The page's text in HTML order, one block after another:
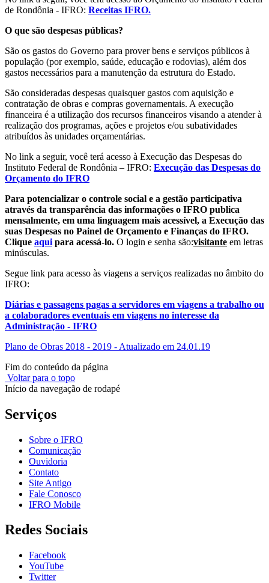
de Rondônia - IFRO: Receitas IFRO.
O que são despesas públicas?
São os gastos do Governo para prover bens e serviços públicos à
população (por exemplo, saúde, educação e rodovias), além dos
gastos necessários para a manutenção da estrutura do Estado.
São consideradas despesas quaisquer gastos com aquisição e
contratação de obras e compras governamentais. A execução
financeira é a utilização dos recursos financeiros visando a atender à
realização dos programas, ações e projetos e/ou subatividades
atribuídos às unidades orçamentárias.
No link a seguir, você terá acesso à Execução das Despesas do
Instituto Federal de Rondônia – IFRO: Execução das Despesas do
Orçamento do IFRO
Para potencializar o controle social e a gestão participativa
através da transparência das informações o IFRO publica
mensalmente, em uma linguagem mais acessível, a Execução das
suas Despesas no Painel de Orçamento e Finanças do IFRO.
Clique aqui para acessá-lo. O login e senha são:visitante em letras
minúsculas.
Segue link para acesso às viagens a serviços realizadas no âmbito do
IFRO:
Diárias e passagens pagas a servidores em viagens a trabalho ou
a colaboradores eventuais em viagens no interesse da
Administração - IFRO
Plano de Obras 2018 - 2019 - Atualizado em 24.01.19
Fim do conteúdo da página
Voltar para o topo
Início da navegação de rodapé
Serviços
Sobre o IFRO
Comunicação
Ouvidoria
Contato
Site Antigo
Fale Conosco
IFRO Mobile
Redes Sociais
Facebook
YouTube
Twitter